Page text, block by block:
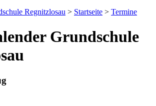
Regnitzlosau > Startseite > Termine
Grundschule